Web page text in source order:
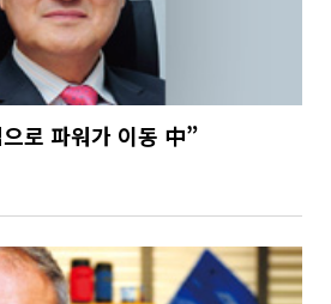
로 파워가 이동 中”